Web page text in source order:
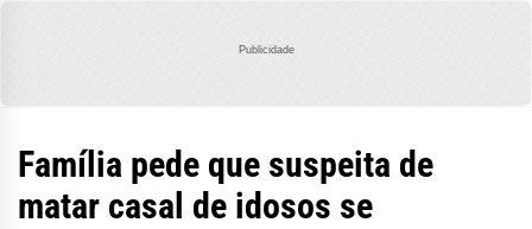
Publicidade
Família pede que suspeita de
matar casal de idosos se